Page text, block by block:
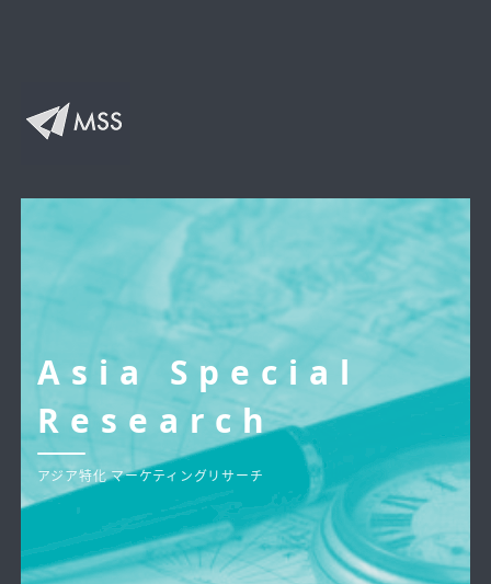
Asia Special
Research
アジア特化 マーケティングリサーチ